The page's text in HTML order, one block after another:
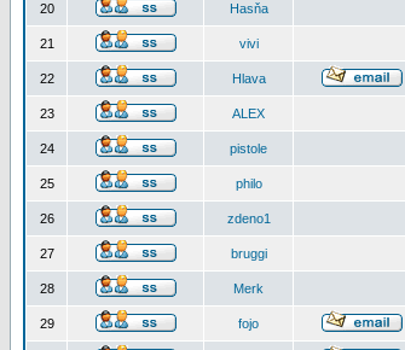
20 Hasňa
21 vivi
22 Hlava
23 ALEX
24 pistole
25 philo
26 zdeno1
27 bruggi
28 Merk
29 fojo